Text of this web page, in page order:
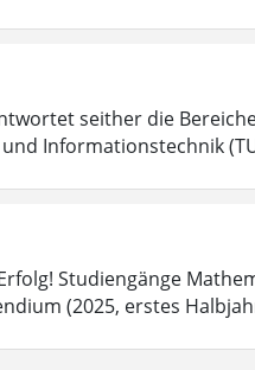
seither die
Informationstechnik
Studiengänge
(2025, erstes